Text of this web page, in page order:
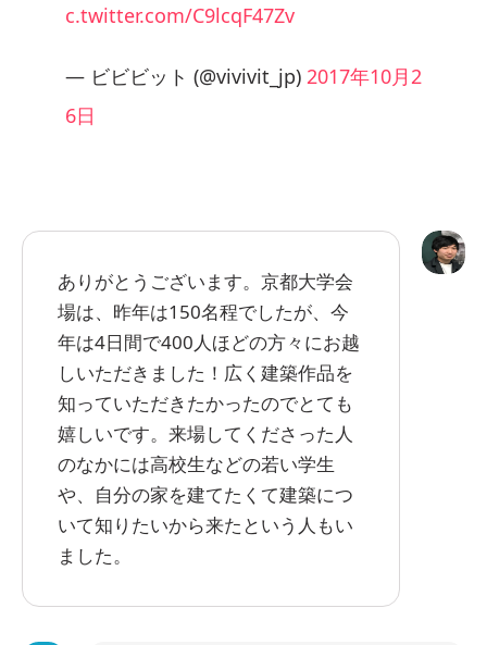
c.twitter.com/C9lcqF47Zv
— ビビビット (@vivivit_jp) 2017年10月2
6日
ありがとうございます。京都大学会
場は、昨年は150名程でしたが、今
年は4日間で400人ほどの方々にお越
しいただきました！広く建築作品を
知っていただきたかったのでとても
嬉しいです。来場してくださった人
のなかには高校生などの若い学生
や、自分の家を建てたくて建築につ
いて知りたいから来たという人もい
ました。